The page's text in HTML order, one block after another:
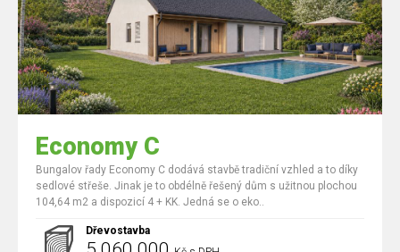
Economy C
Bungalov řady Economy C dodává stavbě tradiční vzhled a to díky
sedlové střeše. Jinak je to obdélně řešený dům s užitnou plochou
104,64 m2 a dispozicí 4 + KK. Jedná se o eko..
Dřevostavba